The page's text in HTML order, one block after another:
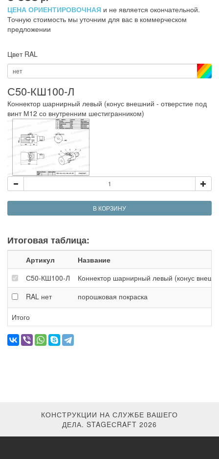
ЦЕНА ОРИЕНТИРОВОЧНАЯ и не является окончательной.
Точную стоимость мы уточним для вас в коммерческом
предложении
Цвет RAL
нет
С50-КШ100-Л
Коннектор шарнирный левый (конус внешний - отверстие под
винт М12 со внутренним шестигранником)
В КОРЗИНУ
Итоговая таблица:
Артикул
Название
С50-КШ100-Л
Коннектор шарнирный левый (конус
RAL нет порошковая покраска
Итого
КОНСТРУКЦИИ НА СЛУЖБЕ ВАШЕГО
ДЕЛА. STAGEСRAFT 2026